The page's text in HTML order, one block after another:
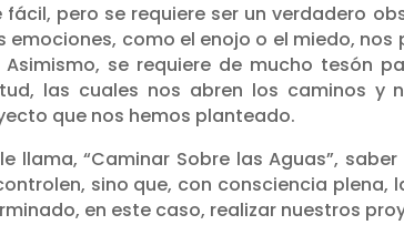
pero se requiere ser un verdadero
emociones, como el enojo o el miedo,
se requiere de mucho tesón
las cuales nos abren los caminos y
que nos hemos planteado.
llama, “Caminar Sobre las Aguas”,
sino que, con consciencia
en este caso, realizar nuestros